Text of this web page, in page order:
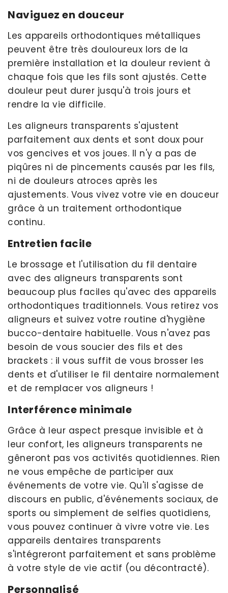
Naviguez en douceur
Les appareils orthodontiques métalliques
peuvent être très douloureux lors de la
première installation et la douleur revient à
chaque fois que les fils sont ajustés. Cette
douleur peut durer jusqu'à trois jours et
rendre la vie difficile.
Les aligneurs transparents s'ajustent
parfaitement aux dents et sont doux pour
vos gencives et vos joues. Il n'y a pas de
piqûres ni de pincements causés par les fils,
ni de douleurs atroces après les
ajustements. Vous vivez votre vie en douceur
grâce à un traitement orthodontique
continu.
Entretien facile
Le brossage et l'utilisation du fil dentaire
avec des aligneurs transparents sont
beaucoup plus faciles qu'avec des appareils
orthodontiques traditionnels. Vous retirez vos
aligneurs et suivez votre routine d'hygiène
bucco-dentaire habituelle. Vous n'avez pas
besoin de vous soucier des fils et des
brackets : il vous suffit de vous brosser les
dents et d'utiliser le fil dentaire normalement
et de remplacer vos aligneurs !
Interférence minimale
Grâce à leur aspect presque invisible et à
leur confort, les aligneurs transparents ne
gêneront pas vos activités quotidiennes. Rien
ne vous empêche de participer aux
événements de votre vie. Qu'il s'agisse de
discours en public, d'événements sociaux, de
sports ou simplement de selfies quotidiens,
vous pouvez continuer à vivre votre vie. Les
appareils dentaires transparents
s'intégreront parfaitement et sans problème
à votre style de vie actif (ou décontracté).
Personnalisé